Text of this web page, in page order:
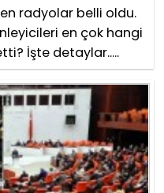
radyolar belli oldu.
en çok hangi
İşte detaylar.....